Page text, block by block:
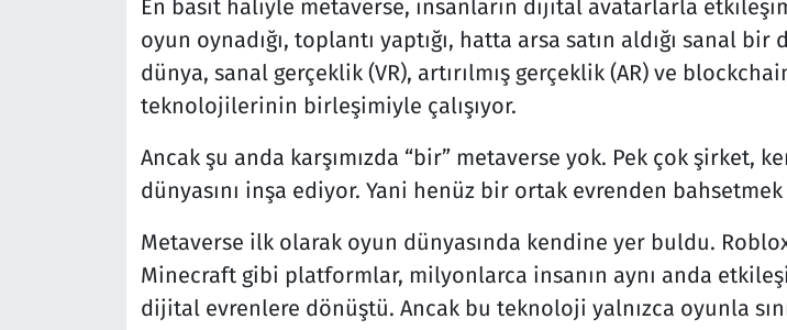
En basit haliyle metaverse, insanların dijital avatarlarla
oyun oynadığı, toplantı yaptığı, hatta arsa satın aldığı sanal bir
dünya, sanal gerçeklik (VR), artırılmış gerçeklik (AR) ve
teknolojilerinin birleşimiyle çalışıyor.
Ancak şu anda karşımızda “bir” metaverse yok. Pek çok şirket,
dünyasını inşa ediyor. Yani henüz bir ortak evrenden bahsetmek
Metaverse ilk olarak oyun dünyasında kendine yer buldu.
Minecraft gibi platformlar, milyonlarca insanın aynı anda
dijital evrenlere dönüştü. Ancak bu teknoloji yalnızca oyunla